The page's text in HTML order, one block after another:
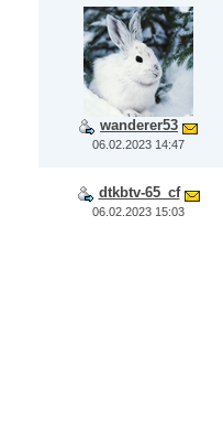
wanderer53
06.02.2023 14:47
dtkbtv-65_cf
06.02.2023 15:03